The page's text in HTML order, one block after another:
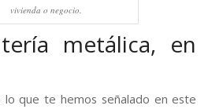
vivienda o negocio.
metálica, en
que te hemos señalado en este